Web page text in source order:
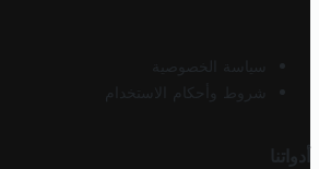
سياسة الخصوصية
شروط وأحكام الاستخدام
أدواتنا